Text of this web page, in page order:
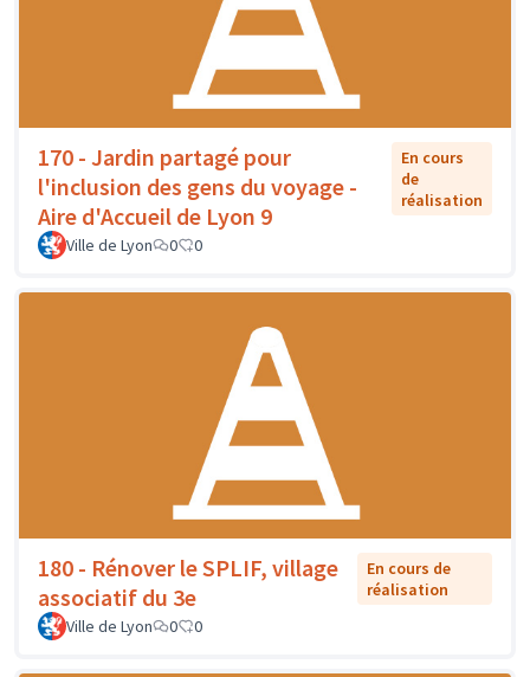
170 - Jardin partagé pour
l'inclusion des gens du voyage -
Aire d'Accueil de Lyon 9
En cours
de
réalisation
Ville de Lyon 0 0
180 - Rénover le SPLIF, village
associatif du 3e
En cours de
réalisation
Ville de Lyon
0 0